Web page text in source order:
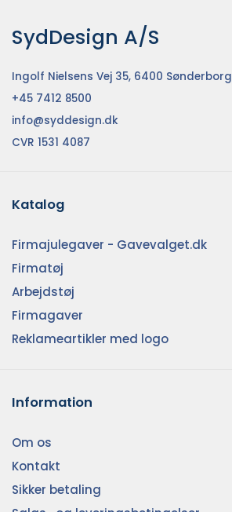
SydDesign A/S
Ingolf Nielsens Vej 35, 6400 Sønderborg
+45 7412 8500
info@syddesign.dk
CVR 1531 4087
Katalog
Firmajulegaver - Gavevalget.dk
Firmatøj
Arbejdstøj
Firmagaver
Reklameartikler med logo
Information
Om os
Kontakt
Sikker betaling